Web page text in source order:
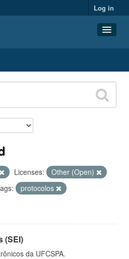
Log in
Licenses:
Other (Open)
protocolos
(SEI)
da UFCSPA.